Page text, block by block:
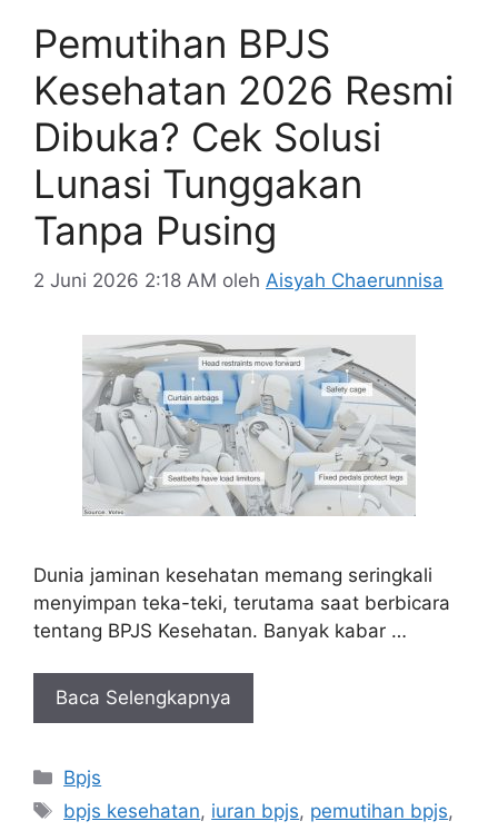
Pemutihan BPJS
Kesehatan 2026 Resmi
Dibuka? Cek Solusi
Lunasi Tunggakan
Tanpa Pusing
2 Juni 2026 2:18 AM oleh Aisyah Chaerunnisa
Dunia jaminan kesehatan memang seringkali
menyimpan teka-teki, terutama saat berbicara
tentang BPJS Kesehatan. Banyak kabar …
Baca Selengkapnya
Kategori
Bpjs
Tag
bpjs kesehatan, iuran bpjs, pemutihan bpjs,